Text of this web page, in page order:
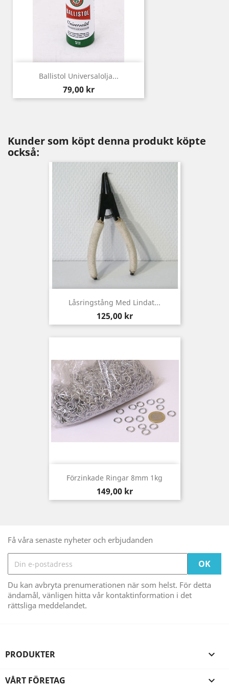
Ballistol Universalolja...
Pris
79,00 kr
Kunder som köpt denna produkt köpte
också:
Låsringstång Med Lindat...
Pris
125,00 kr
Förzinkade Ringar 8mm 1kg
Pris
149,00 kr
Få våra senaste nyheter och erbjudanden
Du kan avbryta prenumerationen när som helst. För detta
ändamål, vänligen hitta vår kontaktinformation i det
rättsliga meddelandet.
PRODUKTER 
VÅRT FÖRETAG 